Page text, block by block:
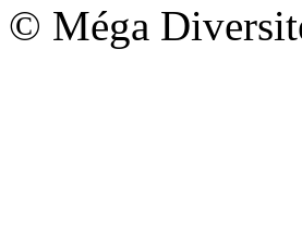
© Méga